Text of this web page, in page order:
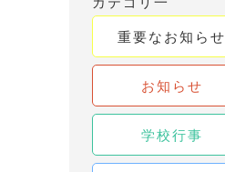
重要なお知らせ
お知らせ
学校行事